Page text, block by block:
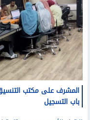
المشرف على مكتب
باب التسجيل